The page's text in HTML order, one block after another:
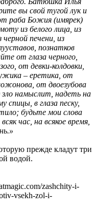
вы свой тугой лук и
раба Божия (имярек)
из белого лица, из
черной печени, из
познатков
от глаза черного,
от девки-колдовки,
– еретика, от
от двоезубова
зло намыслит, надеть на
спицы, в глаза песку,
будьте мои слова
час, на всякое время,
прежде кладут три
водой.
zashchity-i-
vsekh-zol-i-